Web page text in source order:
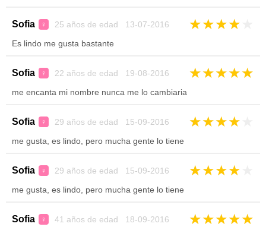
Sofia ♀ 25 años de edad 13-07-2016 ★★★★
Es lindo me gusta bastante
Sofia ♀ 22 años de edad 19-08-2016 ★★★★★
me encanta mi nombre nunca me lo cambiaria
Sofia ♀ 29 años de edad 15-09-2016 ★★★★
me gusta, es lindo, pero mucha gente lo tiene
Sofia ♀ 29 años de edad 15-09-2016 ★★★★
me gusta, es lindo, pero mucha gente lo tiene
Sofia ♀ 41 años de edad 18-09-2016 ★★★★★